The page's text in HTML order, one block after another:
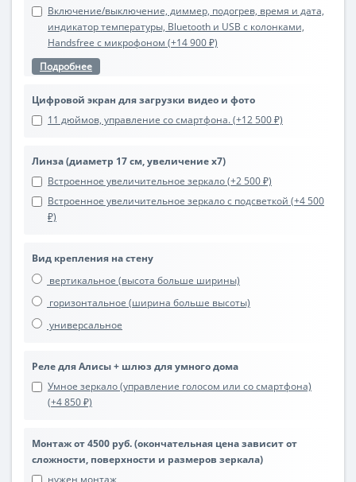
Включение/выключение, диммер, подогрев, время и дата,
индикатор температуры, Bluetooth и USB с колонками,
Handsfree с микрофоном (+14 900 ₽)
Подробнее
Цифровой экран для загрузки видео и фото
11 дюймов, управление со смартфона. (+12 500 ₽)
Линза (диаметр 17 см, увеличение х7)
Встроенное увеличительное зеркало (+2 500 ₽)
Встроенное увеличительное зеркало с подсветкой (+4 500
₽)
Вид крепления на стену
вертикальное (высота больше ширины)
горизонтальное (ширина больше высоты)
универсальное
Реле для Алисы + шлюз для умного дома
Умное зеркало (управление голосом или со смартфона)
(+4 850 ₽)
Монтаж от 4500 руб. (окончательная цена зависит от
сложности, поверхности и размеров зеркала)
нужен монтаж